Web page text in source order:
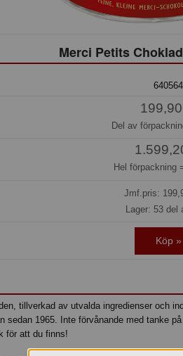
Merci Petits
640564
Del av
Hel förpackning
Jmf.pris:
Lager: 53 del
Köp »
tillverkad av utvalda ingredienser och
sedan 1965. Inte förvånande med tanke
för att du finns!